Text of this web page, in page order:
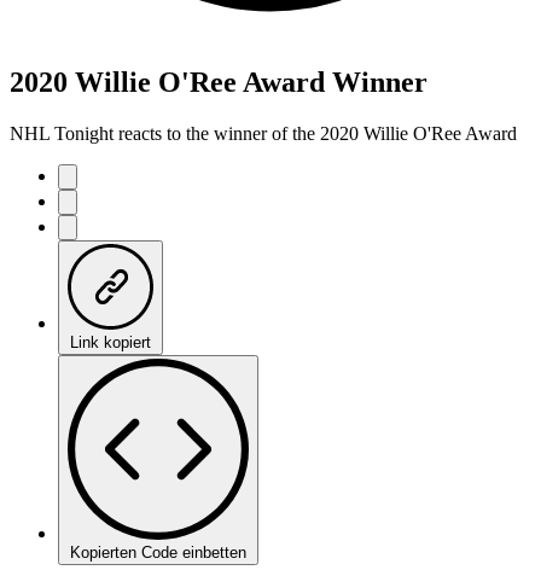
2020 Willie O'Ree Award Winner
NHL Tonight reacts to the winner of the 2020 Willie O'Ree Award
Link kopiert
Kopierten Code einbetten